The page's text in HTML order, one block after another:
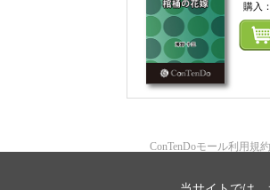
購入：
ConTenDoモール利用規約